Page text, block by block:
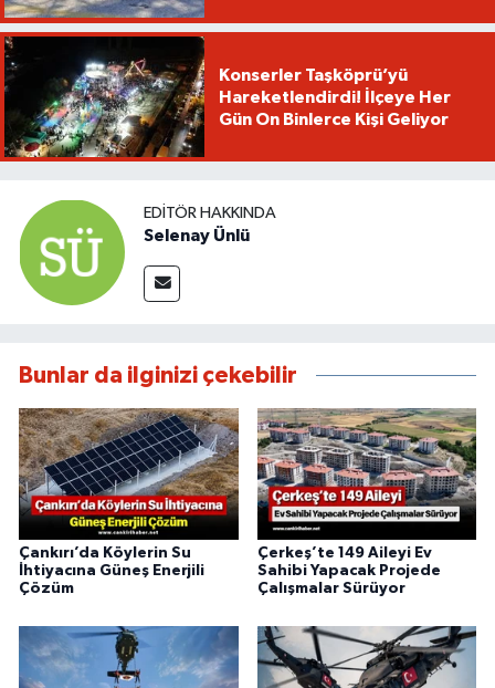
Konserler Taşköprü’yü
Hareketlendirdi! İlçeye Her
Gün On Binlerce Kişi Geliyor
EDITÖR HAKKINDA
Selenay Ünlü
Bunlar da ilginizi çekebilir
Çankırı’da Köylerin Su
İhtiyacına Güneş Enerjili
Çözüm
Çerkeş’te 149 Aileyi Ev
Sahibi Yapacak Projede
Çalışmalar Sürüyor